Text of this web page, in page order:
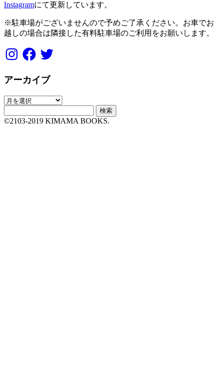
Instagramにて更新しています。
※駐車場がございませんので予めご了承ください。お車でお
越しの場合は隣接した有料駐車場のご利用をお願いします。
InstagramFacebook
Twitter
アーカイブ
ア
カ
索:
©2103-2019 KIMAMA BOOKS.